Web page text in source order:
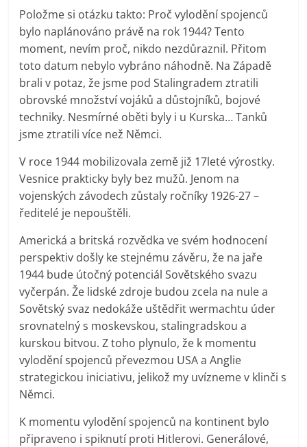
Položme si otázku takto: Proč vylodění spojenců
bylo naplánováno právě na rok 1944? Tento
moment, nevím proč, nikdo nezdůraznil. Přitom
toto datum nebylo vybráno náhodně. Na Západě
brali v potaz, že jsme pod Stalingradem ztratili
obrovské množství vojáků a důstojníků, bojové
techniky. Nesmírné oběti byly i u Kurska… Tanků
jsme ztratili více než Němci.
V roce 1944 mobilizovala země již 17leté výrostky.
Vesnice prakticky byly bez mužů. Jenom na
vojenských závodech zůstaly ročníky 1926-27 –
ředitelé je nepouštěli.
Americká a britská rozvědka ve svém hodnocení
perspektiv došly ke stejnému závěru, že na jaře
1944 bude útočný potenciál Sovětského svazu
vyčerpán. Že lidské zdroje budou zcela na nule a
Sovětský svaz nedokáže uštědřit wermachtu úder
srovnatelný s moskevskou, stalingradskou a
kurskou bitvou. Z toho plynulo, že k momentu
vylodění spojenců převezmou USA a Anglie
strategickou iniciativu, jelikož my uvízneme v klinči s
Němci.
K momentu vylodění spojenců na kontinent bylo
připraveno i spiknutí proti Hitlerovi. Generálové,